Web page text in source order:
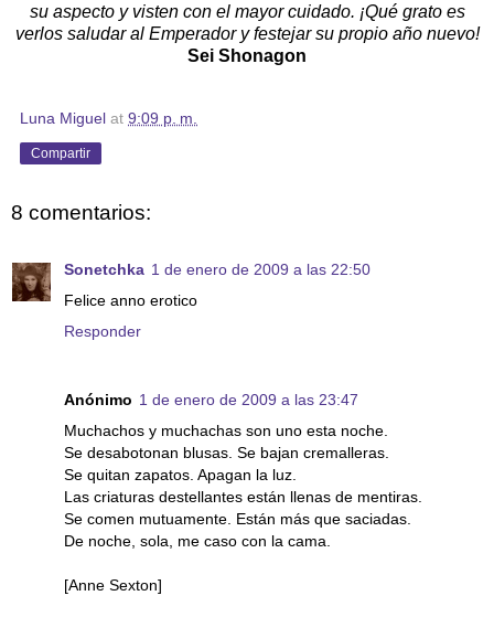
su aspecto y visten con el mayor cuidado. ¡Qué grato es
verlos saludar al Emperador y festejar su propio año nuevo!
Sei Shonagon
Luna Miguel at 9:09 p. m.
Compartir
8 comentarios:
Sonetchka 1 de enero de 2009 a las 22:50
Felice anno erotico
Responder
Anónimo 1 de enero de 2009 a las 23:47
Muchachos y muchachas son uno esta noche.
Se desabotonan blusas. Se bajan cremalleras.
Se quitan zapatos. Apagan la luz.
Las criaturas destellantes están llenas de mentiras.
Se comen mutuamente. Están más que saciadas.
De noche, sola, me caso con la cama.
[Anne Sexton]